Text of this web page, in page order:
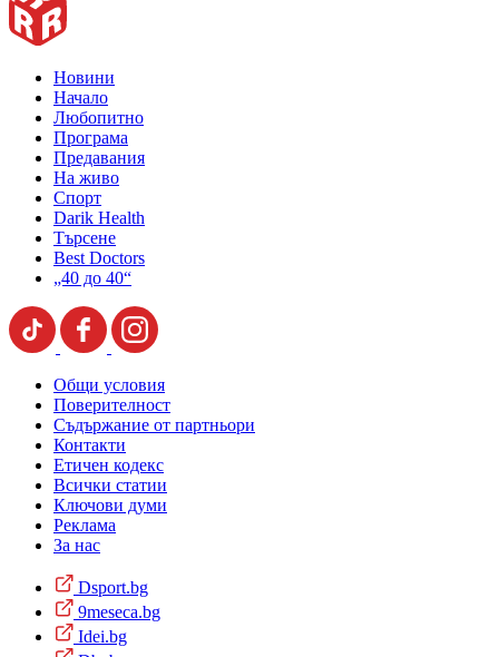
Новини
Начало
Любопитно
Програма
Предавания
На живо
Спорт
Darik Health
Търсене
Best Doctors
„40 до 40“
Общи условия
Поверителност
Съдържание от партньори
Контакти
Етичен кодекс
Всички статии
Ключови думи
Реклама
За нас
Dsport.bg
9meseca.bg
Idei.bg